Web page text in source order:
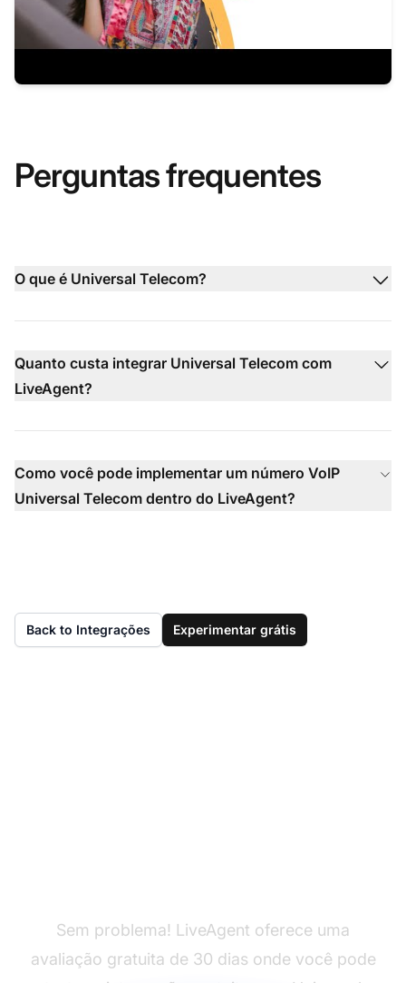
Perguntas frequentes
O que é Universal Telecom?
Quanto custa integrar Universal Telecom com
LiveAgent?
Como você pode implementar um número VoIP
Universal Telecom dentro do LiveAgent?
Back to Integrações Experimentar grátis
Sem problema! LiveAgent oferece uma
avaliação gratuita de 30 dias onde você pode